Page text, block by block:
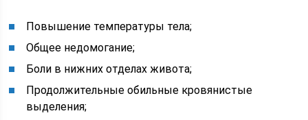
Повышение температуры тела;
Общее недомогание;
Боли в нижних отделах живота;
Продолжительные обильные кровянистые
выделения;